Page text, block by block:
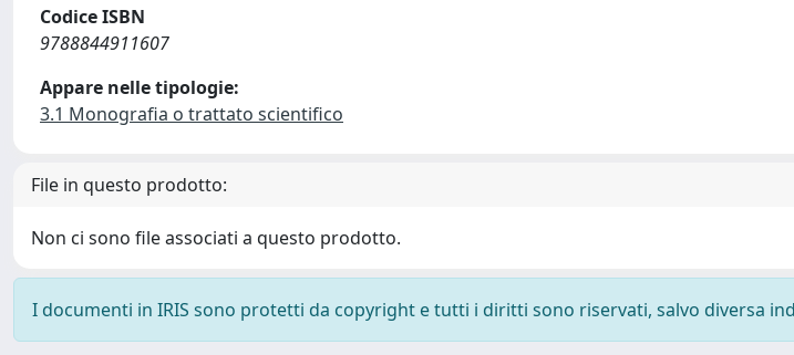
Codice ISBN
9788844911607
Appare nelle tipologie:
3.1 Monografia o trattato scientifico
File in questo prodotto:
Non ci sono file associati a questo prodotto.
I documenti in IRIS sono protetti da copyright e tutti i diritti sono riservati, salvo diversa